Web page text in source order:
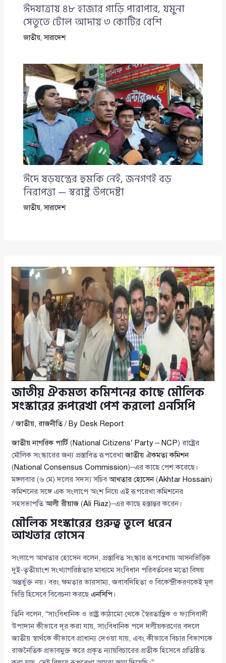
ঈদযাত্রায় ৪৮ হাজার গাড়ি পারাপার, যমুনা
সেতুতে টোল আদায় ৩ কোটির বেশি
জাতীয়,সারাদেশ
ঈদে ষড়যন্ত্রের হুমকি নেই, জনগণই বড়
নিরাপত্তা — স্বরাষ্ট্র উপদেষ্টা
জাতীয়,সারাদেশ
জাতীয় ঐকমত্য কমিশনের কাছে মৌলিক
সংস্কারের রূপরেখা পেশ করলো এনসিপি
/জাতীয়,রাজনীতি/ By Desk Report
জাতীয় নাগরিক পার্টি (National Citizens’ Party – NCP) রাষ্ট্রের
মৌলিক সংস্কারের জন্য প্রস্তাবিত রূপরেখাজাতীয় ঐকমত্য কমিশন
(National Consensus Commission)–এর কাছে পেশ করেছে।
মঙ্গলবার (৬ মে) দলের সদস্য সচিবআখতার হোসেন(Akhtar Hossain)
কমিশনের সঙ্গে এক সংলাপে অংশ নিয়ে এই রূপরেখা কমিশনের
সহসভাপতিআলী রীয়াজ (Ali Riaz)–এর কাছে হস্তান্তর করেন।
মৌলিক সংস্কারের গুরুত্ব তুলে ধরেন
আখতার হোসেন
সংলাপে আখতার হোসেন বলেন, প্রস্তাবিত সংস্কার রূপরেখায় আসনভিত্তিক
দুই-তৃতীয়াংশ সংখ্যাগরিষ্ঠতার মাধ্যমে সংবিধান পরিবর্তনের মতো বিষয়
অন্তর্ভুক্ত নয়। বরং ক্ষমতার ভারসাম্য, জবাবদিহিতা ও বিকেন্দ্রীকরণকেই মূল
ভিত্তি হিসেবে বিবেচনা করছেএনসিপি ।
তিনি বলেন, “সাংবিধানিক ও রাষ্ট্র কাঠামো থেকে স্বৈরতান্ত্রিক ও ফ্যাসিবাদী
উপাদান কীভাবে দূর করা যায়, সাংবিধানিক পদে দলীয়করণের বদলে
জাতীয় স্বার্থকে কীভাবে প্রাধান্য দেওয়া যায়, এবং কীভাবে বিচার বিভাগকে
রাজনৈতিক প্রভাবমুক্ত করে প্রকৃত ন্যায়বিচারের প্রতীক হিসেবে প্রতিষ্ঠিত